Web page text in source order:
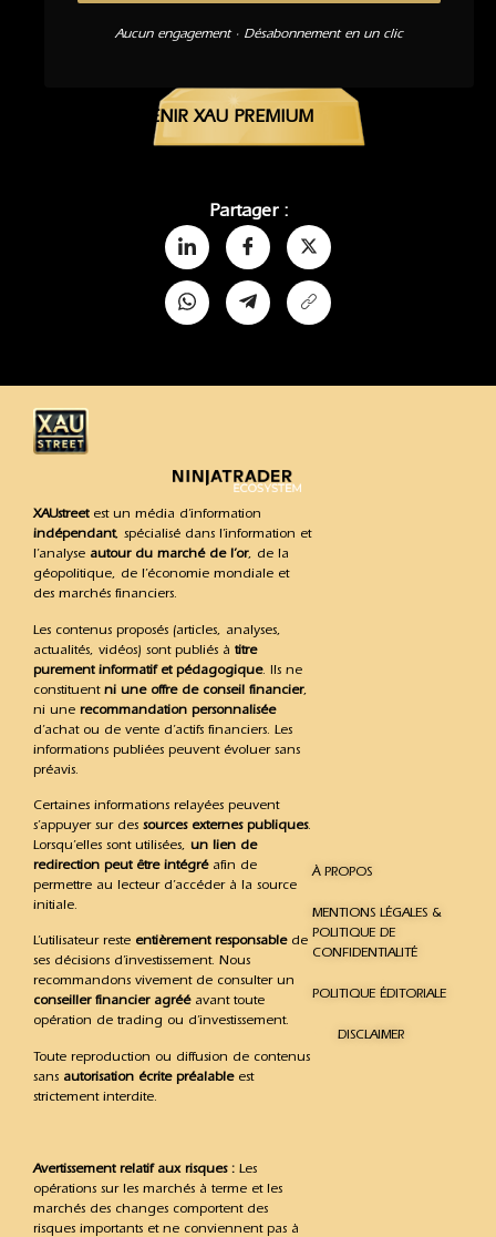
Aucun engagement · Désabonnement en un clic
DEVENIR XAU PREMIUM
Partager :
XAUstreetest un média d’information
indépendant, spécialisé dans l’information et
l’analyse autour du marché de l’or, de la
géopolitique, de l’économie mondiale et
des marchés financiers.
Les contenus proposés (articles, analyses,
actualités, vidéos) sont publiés à titre
purement informatif et pédagogique. Ils ne
constituent ni une offre de conseil financier,
ni une recommandation personnalisée
d’achat ou de vente d’actifs financiers. Les
informations publiées peuvent évoluer sans
préavis.
Certaines informations relayées peuvent
s’appuyer sur des sources externes publiques.
Lorsqu’elles sont utilisées, un lien de
redirection peut être intégréafin de
permettre au lecteur d’accéder à la source
initiale.
L’utilisateur reste entièrement responsablede
ses décisions d’investissement. Nous
recommandons vivement de consulter un
conseiller financier agrééavant toute
opération de trading ou d’investissement.
Toute reproduction ou diffusion de contenus
sans autorisation écrite préalableest
strictement interdite.
Avertissement relatif aux risques : Les
opérations sur les marchés à terme et les
marchés des changes comportent des
risques importants et ne conviennent pas à
À PROPOS
MENTIONS LÉGALES &
POLITIQUE DE
CONFIDENTIALITÉ
POLITIQUE ÉDITORIALE
DISCLAIMER